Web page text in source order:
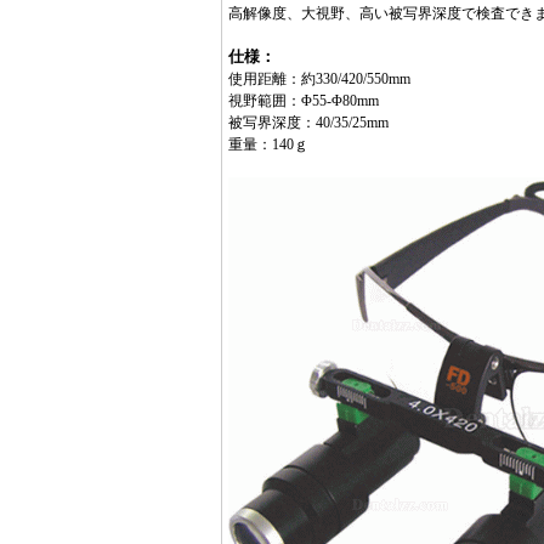
高解像度、大視野、高い被写界深度で検査でき
仕様：
使用距離：約330/420/550mm
視野範囲：Φ55-Φ80mm
被写界深度：40/35/25mm
重量：140ｇ